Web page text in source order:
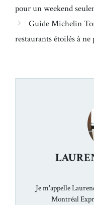
pour un weekend
Guide Michelin
restaurants étoilés à ne
Je m'appelle
Montréal